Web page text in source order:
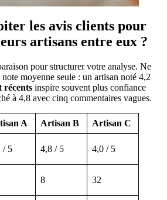
les avis clients pour
artisans entre eux ?
pour structurer votre analyse. Ne
moyenne seule : un artisan noté 4,2
récents inspire souvent plus confiance
à 4,8 avec cinq commentaires vagues.
A Artisan B Artisan C
/ 5 4,8 / 5 4,0 / 5
8 32